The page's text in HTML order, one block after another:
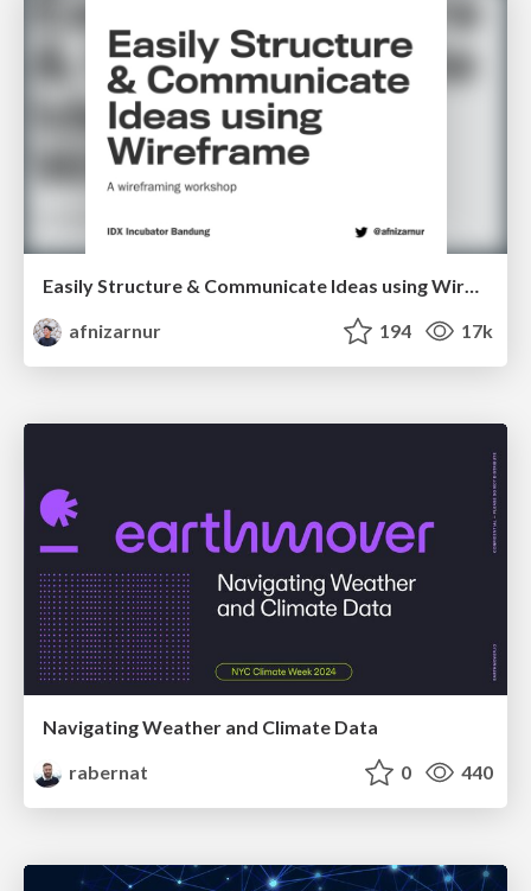
Easily Structure & Communicate Ideas using Wireframe
afnizarnur
194 17k
Navigating Weather and Climate Data
rabernat
0 440